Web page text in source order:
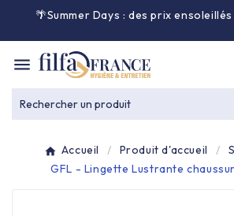
🌴Summer Days : des prix

Entretien général
Équipement & matériel 
Collecte des déchets 
Rechercher un produit
Accueil Produit d'accueil
GFL - Lingette Lustrante